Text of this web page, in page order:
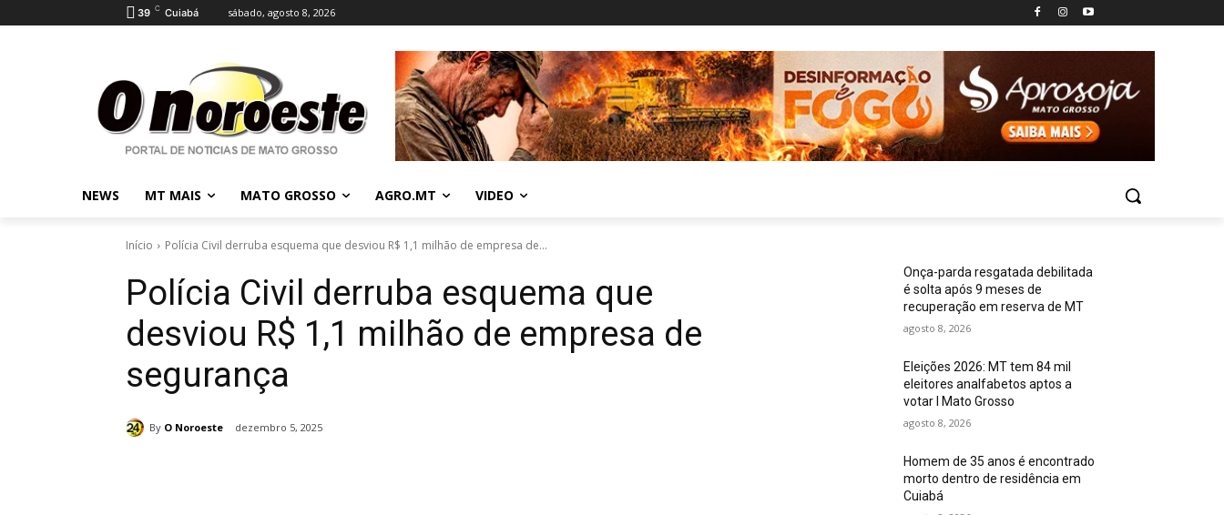
39 C Cuiabá sábado, agosto 8, 2026
NEWS MT MAIS MATO GROSSO AGRO.MT VIDEO
Início Polícia Civil derruba esquema que desviou R$ 1,1 milhão de empresa de...
Polícia Civil derruba esquema que
desviou R$ 1,1 milhão de empresa de
segurança
By O Noroeste dezembro 5, 2025
Onça-parda resgatada debilitada
é solta após 9 meses de
recuperação em reserva de MT
agosto 8, 2026
Eleições 2026: MT tem 84 mil
eleitores analfabetos aptos a
votar I Mato Grosso
agosto 8, 2026
Homem de 35 anos é encontrado
morto dentro de residência em
Cuiabá